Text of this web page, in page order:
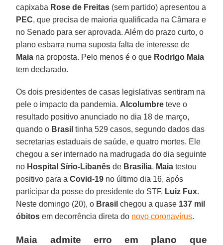
capixaba Rose de Freitas (sem partido) apresentou a
PEC, que precisa de maioria qualificada na Câmara e
no Senado para ser aprovada. Além do prazo curto, o
plano esbarra numa suposta falta de interesse de
Maia na proposta. Pelo menos é o que Rodrigo Maia
tem declarado.
Os dois presidentes de casas legislativas sentiram na
pele o impacto da pandemia. Alcolumbre teve o
resultado positivo anunciado no dia 18 de março,
quando o Brasil tinha 529 casos, segundo dados das
secretarias estaduais de saúde, e quatro mortes. Ele
chegou a ser internado na madrugada do dia seguinte
no Hospital Sírio-Libanês de Brasília. Maia testou
positivo para aCovid-19 no último dia 16, após
participar da posse do presidente do STF, Luiz Fux.
Neste domingo (20), o Brasil chegou a quase 137 mil
óbitos em decorrência direta do novo coronavírus.
Maia admite erro em plano que